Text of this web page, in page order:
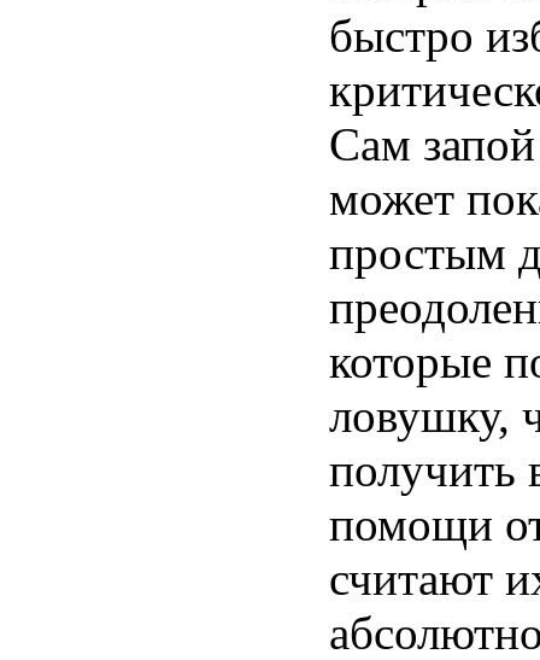
быстро
Сам
может
простым
которые
ловушку,
получить
помощи
считают